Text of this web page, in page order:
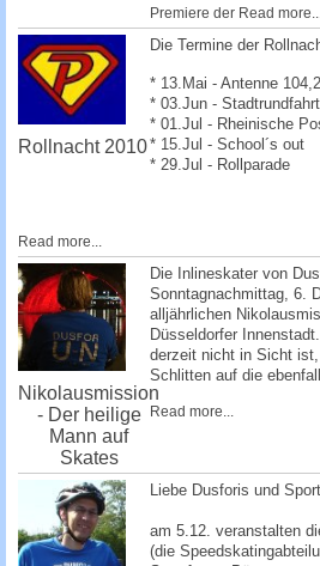
Premiere der Read
Rollnacht 2010
Die Termine der
* 13.Mai - Antenne 104,2
* 03.Jun - Stadtrundfahrt
* 01.Jul - Rheinische
* 15.Jul - School´s out
* 29.Jul - Rollparade
Read more...
Nikolausmission
- Der heilige
Mann auf
Skates
Die Inlineskater von
Sonntagnachmittag, 6.
alljährlichen
Düsseldorfer
derzeit nicht in Sicht
Schlitten auf die
Read more...
Liebe Dusforis und
am 5.12. veranstalten
(die